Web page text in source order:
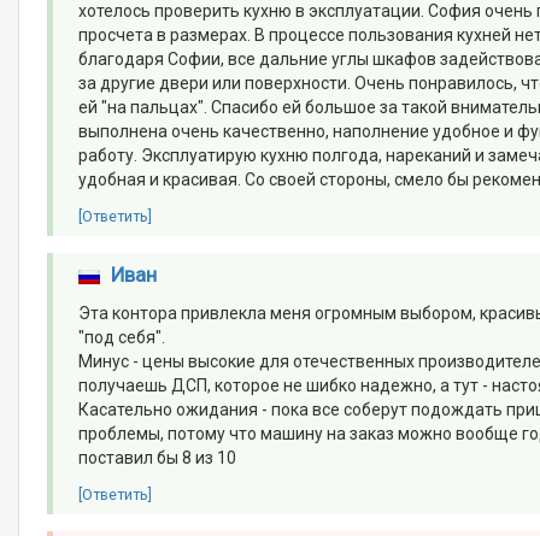
хотелось проверить кухню в эксплуатации. София
просчета в размерах. В процессе пользования кухней
благодаря Софии, все дальние углы шкафов
за другие двери или поверхности. Очень понравилось,
ей "на пальцах". Спасибо ей большое за такой
выполнена очень качественно, наполнение удобное и
работу. Эксплуатирую кухню полгода, нареканий и
удобная и красивая. Со своей стороны, смело бы
[Ответить]
Иван
Эта контора привлекла меня огромным выбором,
"под себя".
Минус - цены высокие для отечественных
получаешь ДСП, которое не шибко надежно, а тут -
Касательно ожидания - пока все соберут подождать
проблемы, потому что машину на заказ можно вообще
поставил бы 8 из 10
[Ответить]